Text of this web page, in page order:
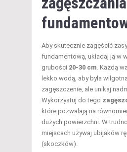
Aby skutecznie zagęścić
fundamentową, układaj ją w
grubości 20-30 cm . Każdą
lekko wodą, aby była
zagęszczenie, ale unikaj
Wykorzystuj do tego
które pozwalają na
dużych powierzchni. W
miejscach używaj ubijaków
(skoczków).